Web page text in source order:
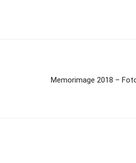
Memorimage 2018 –